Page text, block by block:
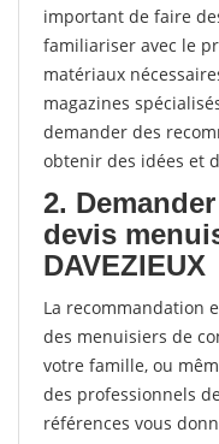
important de faire
familiariser avec le
matériaux
magazines
demander des
obtenir des idées et
2.
devis
DAVEZIEUX
La recommandation
des menuisiers de
votre famille, ou
des professionnels
références vous